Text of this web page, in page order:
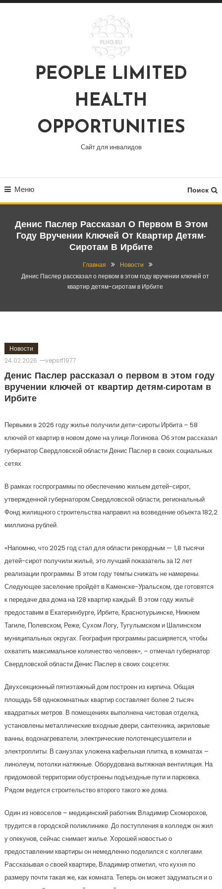
Перейти
PEOPLE LIMITED
HEALTH
OPPORTUNITIES
Сайт для инвалидов
Меню Поиск
Денис Паслер Рассказал О Первом В Этом
Году Вручении Ключей От Квартир Детям-
Сиротам В Ирбите
Главная
Новости
Денис Паслер рассказал о первом в этом году вручении ключей от
квартир детям-сиротам в Ирбите
Новости
24.02.2026
vepsrf1977
Денис Паслер рассказал о первом в этом году
вручении ключей от квартир детям-сиротам в
Ирбите
Первыми в 2026 году жилье получили дети-сироты Ирбита – 58
ключей от квартир в новом доме на улице Логинова. Об этом рассказал
губернатор Свердловской области Денис Паслер в своих социальных
сетях.
В рамках госпрограммы по обеспечению жильем детей-сирот,
утвержденной губернатором Свердловской области, региональный
Фонд жилищного строительства направил на возведение объекта 182,2
миллиона рублей.
«Напомню, что 2025 год стал для области рекордным — 1,8 тысячи
детей-сирот получили жильё, это лучший показатель за 12 лет
реализации программы. В этом году темпы снижать не намерены.
Следующее заселение пройдёт в Каменске-Уральском, где готовятся
к передаче два дома на 128 квартир каждый. В этом году жильё
предоставим в Екатеринбурге, Ирбите, Краснотурьинске, Нижнем
Тагиле, Полевском, Реже, Сухом Логу, Тугулымском и Шалинском
муниципальных округах. География программы расширяется, чтобы
охватить максимальное количество человек», – отмечал губернатор
Свердловской области Денис Паслер в своих соцсетях.
Двухсекционный пятиэтажный дом построен из кирпича. Общая
площадь 58 однокомнатных квартир составляет более 2 тысяч
квадратных метров. В помещениях выполнена чистовая отделка,
установлены металлические входные двери, сантехника, акриловые
ванны, водонагреватели, электрические полотенцесушители и
электроплиты. В санузлах уложена кафельная плитка, в комнатах –
линолеум, потолки натяжные. Оборудована вытяжная вентиляция. На
придомовой территории обустроены подъездные пути и парковка.
Рядом ведется строительство второго такого же дома.
Один из новоселов – медицинский работник Владимир Скоморохов,
трудится в городской поликлинике. До поступления в колледж он жил
у опекунов, сейчас снимает жилье. Хорошей новостью о
предоставлении квартиры он немедленно поделился с коллегами.
Рассказывая о своей квартире, Владимир отметил, что кухня по
размеру почти такая же, как комната. Теперь он может задуматься и о